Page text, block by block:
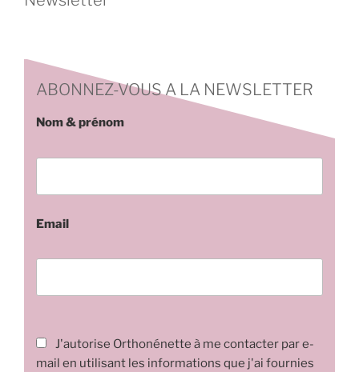
ABONNEZ-VOUS A LA NEWSLETTER
Nom & prénom
Email
J'autorise Orthonénette à me contacter par e-
mail en utilisant les informations que j'ai fournies